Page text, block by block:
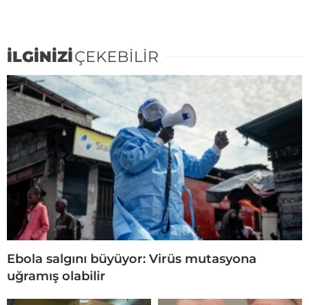
İLGİNİZİÇEKEBİLİR
Ebola salgını büyüyor: Virüs mutasyona
uğramış olabilir